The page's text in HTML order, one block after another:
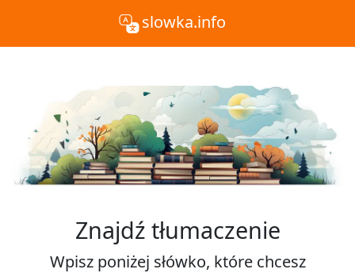
slowka.info
Znajdź tłumaczenie
Wpisz poniżej słówko, które chcesz